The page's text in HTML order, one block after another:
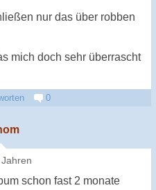
nur das über robben
mich doch sehr überrascht
0
schon fast 2 monate